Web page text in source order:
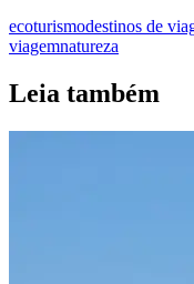
ecoturismodestinos de
viagemnatureza
Leia também